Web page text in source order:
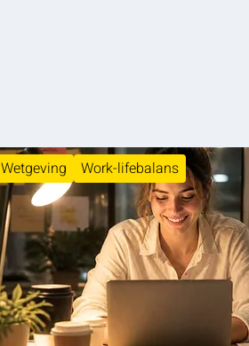
Wetgeving Work-lifebalans